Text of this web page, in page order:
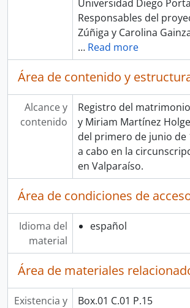
Universidad Diego
Responsables del
Zúñiga y Carolina
… Read more
Área de contenido y
Alcance y
contenido
Registro del
y Miriam Martínez
del primero de junio de
a cabo en la
en Valparaíso.
Área de condiciones de
Idioma del
material
español
Área de materiales
Existencia y
Box.01 C.01 P.15